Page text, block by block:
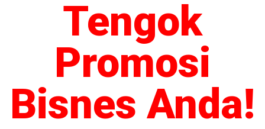
Tengok
Promosi
Bisnes Anda!